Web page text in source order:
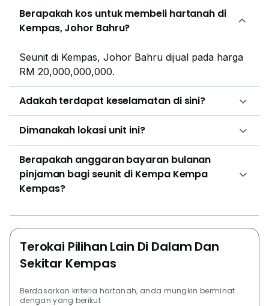
Berapakah kos untuk membeli hartanah di
Kempas, Johor Bahru?
Seunit di Kempas, Johor Bahru dijual pada harga
RM 20,000,000,000.
Adakah terdapat keselamatan di sini?
Dimanakah lokasi unit ini?
Berapakah anggaran bayaran bulanan
pinjaman bagi seunit di Kempa Kempa
Kempas?
Terokai Pilihan Lain Di Dalam Dan
Sekitar Kempas
Berdasarkan kriteria hartanah, anda mungkin berminat
dengan yang berikut